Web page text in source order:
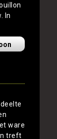
In
ware
treft